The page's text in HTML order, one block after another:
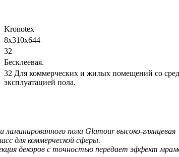
Kronotex
8x310x644
32
Бесклеевая.
32 Для коммерческих и жилых помещений со
эксплуатацией пола.
ламинированного пола Glamour высоко-глянцевая
для коммерческой сферы.
декоров с точностью передает эффект